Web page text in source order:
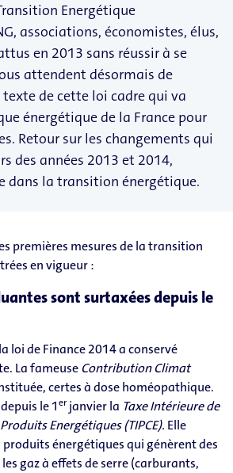
Energétique
associations, économistes, élus,
en 2013 sans réussir à se
attendent désormais de
de cette loi cadre qui va
énergétique de la France pour
Retour sur les changements qui
des années 2013 et 2014,
dans la transition énergétique.
premières mesures de la transition
en vigueur :
sont surtaxées depuis le
loi de Finance 2014 a conservé
La fameuseContribution Climat
certes à dose homéopathique.
le 1er janvier la Taxe Intérieure de
Energétiques (TIPCE). Elle
produits énergétiques qui génèrent des
gaz à effets de serre (carburants,